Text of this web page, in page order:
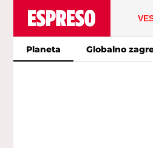
Planeta Globalno